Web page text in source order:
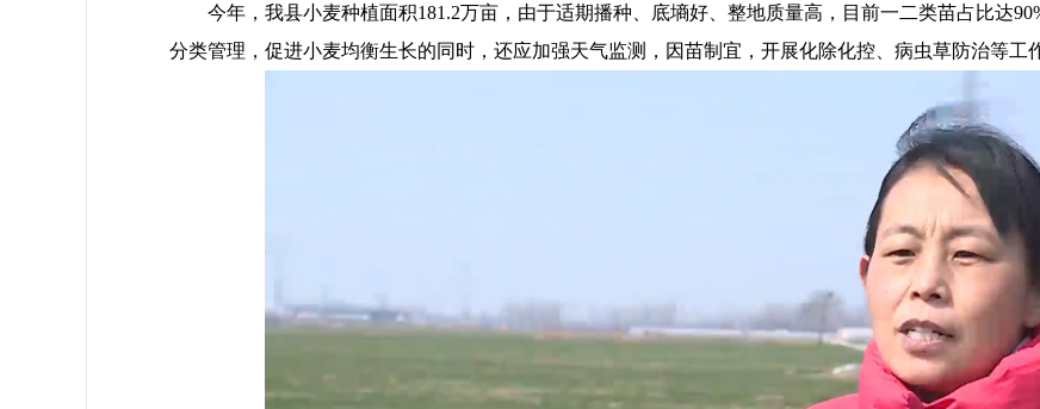
今年，我县小麦种植面积181.2万亩，由于适期播种、底墒好、整地质量高，目前一二类苗占比达
分类管理，促进小麦均衡生长的同时，还应加强天气监测，因苗制宜，开展化除化控、病虫草防治等工